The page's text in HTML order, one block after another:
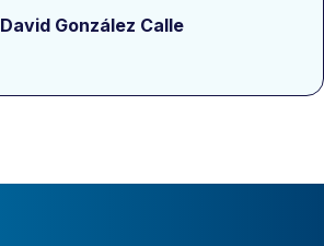
David González Calle